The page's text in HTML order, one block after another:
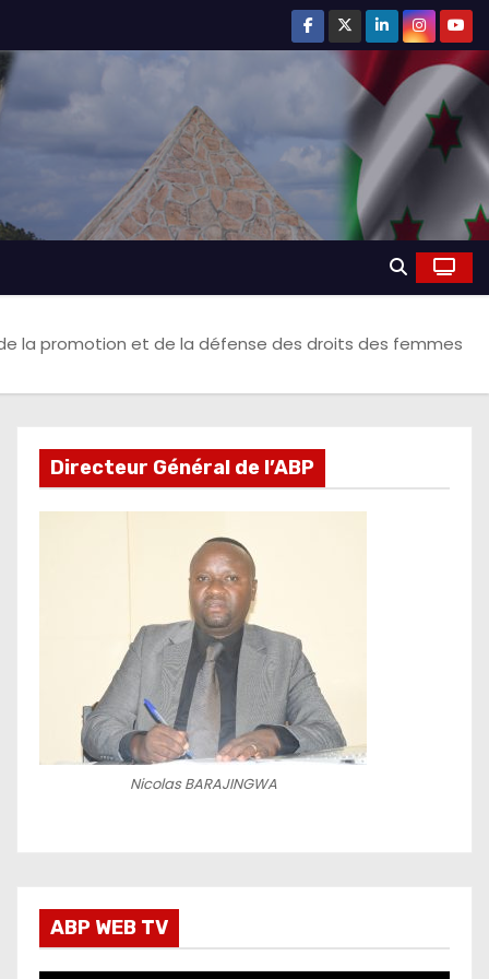
la promotion et de la défense des droits des femmes
Directeur Général de l’ABP
Nicolas BARAJINGWA
ABP WEB TV